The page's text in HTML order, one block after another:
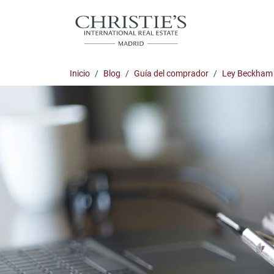
Inicio Blog Guía del comprador Ley